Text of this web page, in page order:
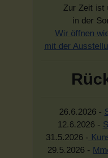
Zur Zeit ist
in der
Wir öffnen
mit der
26.6.2026 -
12.6.2026 -
31.5.2026 -
29.5.2026 -